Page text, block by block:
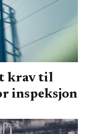
krav til
inspeksjon